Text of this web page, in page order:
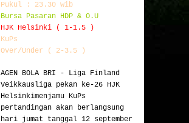
Pukul : 23.30 wib
Bursa Pasaran HDP & O.U
HJK Helsinki ( 1-1.5 )
KuPs
Over/Under ( 2-3.5 )
AGEN BOLA BRI - Liga Finland
Veikkausliga pekan ke-26 HJK
Helsinkimenjamu KuPs
pertandingan akan berlangsung
hari jumat tanggal 12 september